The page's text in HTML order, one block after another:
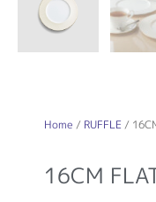
Home / RUFFLE /
16CM